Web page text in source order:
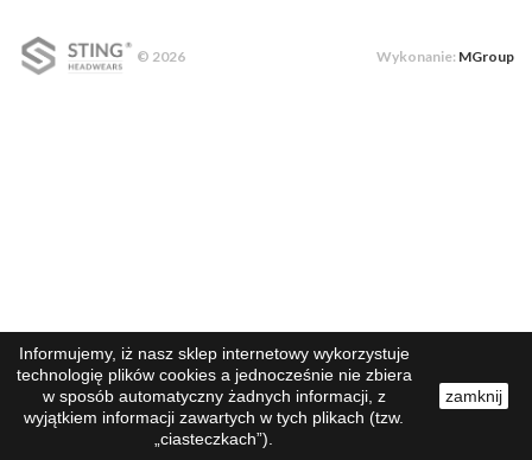
Informujemy, iż nasz sklep internetowy wykorzystuje
technologię plików cookies a jednocześnie nie zbiera
w sposób automatyczny żadnych informacji, z
wyjątkiem informacji zawartych w tych plikach (tzw.
„ciasteczkach”).
zamknij
© 2026 Wykonanie: MGroup